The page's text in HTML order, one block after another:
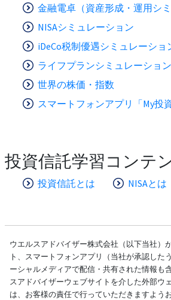
金融電卓（資産形成・運用シ
NISAシミュレーション
iDeCo税制優遇シミュレーショ
ライフプランシミュレーション
世界の株価・指数
スマートフォンアプリ「My投
投資信託学習コンテ
投資信託とは NISAとは
ウエルスアドバイザー株式会社（以下当社）
ト、スマートフォンアプリ（当社が承認した
ーシャルメディアで配信・共有された情報も
スアドバイザーウェブサイトを介した外部ウ
は、お客様の責任で行っていただきますよう